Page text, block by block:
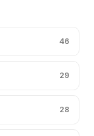
46
29
28